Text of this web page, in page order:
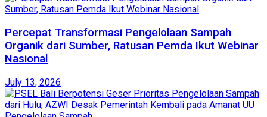
Percepat Transformasi Pengelolaan Sampah
Organik dari Sumber, Ratusan Pemda Ikut Webinar
Nasional
July 13, 2026